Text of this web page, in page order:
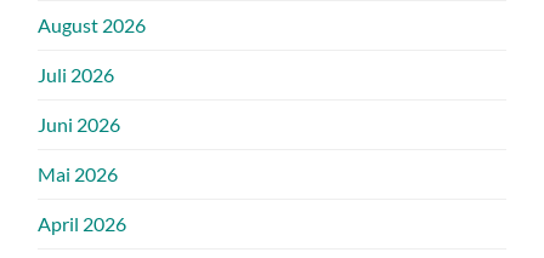
August 2026
Juli 2026
Juni 2026
Mai 2026
April 2026